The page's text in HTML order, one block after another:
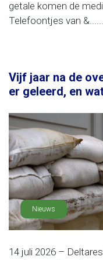
getale komen de
Telefoontjes van &......
Vijf jaar na de
er geleerd, en
Nieuws
14 juli 2026 –